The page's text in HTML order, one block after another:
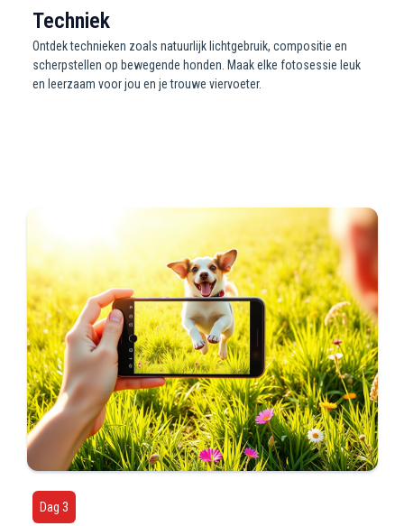
Techniek
Ontdek technieken zoals natuurlijk lichtgebruik, compositie en
scherpstellen op bewegende honden. Maak elke fotosessie leuk
en leerzaam voor jou en je trouwe viervoeter.
Dag 3